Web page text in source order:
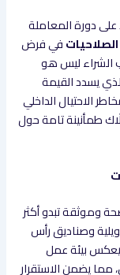
دورة المعاملة
في فرض
الشراء ليس هو
يسدد القيمة
الاحتيال الداخلي
طمأنينة تامة حول
وموثقة تبدو أكثر
وصناديق رأس
يعكس بيئة عمل
يضمن الاستقرار